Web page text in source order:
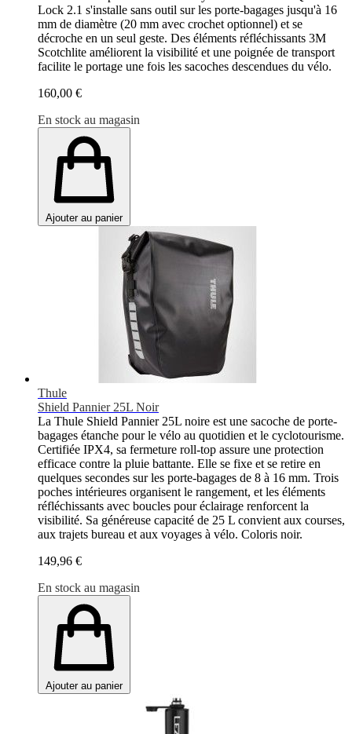
Lock 2.1 s'installe sans outil sur les porte-bagages jusqu'à 16
mm de diamètre (20 mm avec crochet optionnel) et se
décroche en un seul geste. Des éléments réfléchissants 3M
Scotchlite améliorent la visibilité et une poignée de transport
facilite le portage une fois les sacoches descendues du vélo.
160,00 €
En stock au magasin
Ajouter au panier
Thule
Shield Pannier 25L Noir
La Thule Shield Pannier 25L noire est une sacoche de porte-
bagages étanche pour le vélo au quotidien et le cyclotourisme.
Certifiée IPX4, sa fermeture roll-top assure une protection
efficace contre la pluie battante. Elle se fixe et se retire en
quelques secondes sur les porte-bagages de 8 à 16 mm. Trois
poches intérieures organisent le rangement, et les éléments
réfléchissants avec boucles pour éclairage renforcent la
visibilité. Sa généreuse capacité de 25 L convient aux courses,
aux trajets bureau et aux voyages à vélo. Coloris noir.
149,96 €
En stock au magasin
Ajouter au panier